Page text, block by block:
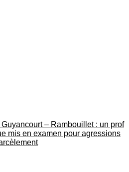
– Rambouillet : un prof
mis en examen pour agressions